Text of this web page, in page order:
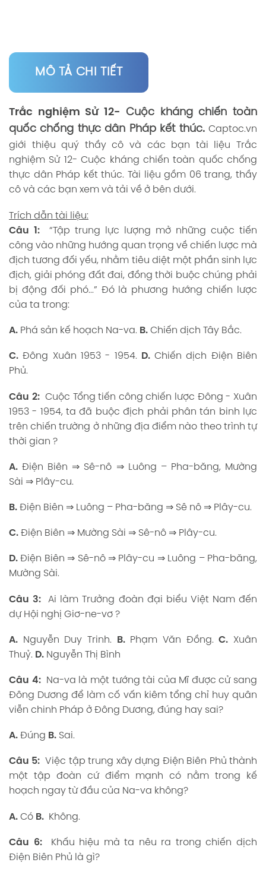
MÔ TẢ CHI TIẾT
Trắc nghiệm Sử 12- Cuộc kháng chiến toàn
quốc chống thực dân Pháp kết thúc. Captoc.vn
giới thiệu quý thầy cô và các bạn tài liệu Trắc
nghiệm Sử 12- Cuộc kháng chiến toàn quốc chống
thực dân Pháp kết thúc. Tài liệu gồm 06 trang, thầy
cô và các bạn xem và tải về ở bên dưới.
Trích dẫn tài liệu:
Câu 1: “Tập trung lực lượng mở những cuộc tiến
công vào những hướng quan trọng về chiến lược mà
địch tương đối yếu, nhằm tiêu diệt một phần sinh lực
địch, giải phóng đất đai, đồng thời buộc chúng phải
bị động đối phó...” Đó là phương hướng chiến lược
của ta trong:
A. Phá sản kế hoạch Na-va. B. Chiến dịch Tây Bắc.
C.Đông Xuân 1953 - 1954. D.Chiến dịch Điện Biên
Phủ.
Câu 2:Cuộc Tổng tiến công chiến lược Đông - Xuân
1953 - 1954, ta đã buộc địch phải phân tán binh lực
trên chiến trường ở những địa điểm nào theo trình tự
thời gian ?
A.Điện Biên ⇒ Sê-nô ⇒ Luông – Pha-băng, Mường
Sài ⇒ Plây-cu.
B. Điện Biên ⇒ Luông – Pha-băng ⇒ Sê nô ⇒ Plây-cu.
C. Điện Biên ⇒ Mường Sài ⇒ Sê-nô ⇒ Plây-cu.
D.Điện Biên ⇒ Sê-nô ⇒ Plây-cu ⇒ Luông – Pha-băng,
Mường Sài.
Câu 3: Ai làm Trưởng đoàn đại biểu Việt Nam đến
dự Hội nghị Giơ-ne-vơ ?
A. Nguyễn Duy Trinh. B. Phạm Văn Đồng.C. Xuân
Thuỷ. D. Nguyễn Thị Bình
Câu 4:Na-va là một tướng tài của Mĩ được cử sang
Đông Dương để làm cố vấn kiêm tổng chỉ huy quân
viễn chinh Pháp ở Đông Dương, đúng hay sai?
A. Đúng B. Sai.
Câu 5: Việc tập trung xây dựng Điện Biên Phủ thành
một tập đoàn cứ điểm mạnh có nằm trong kế
hoạch ngay từ đầu của Na-va không?
A. Có B. Không.
Câu 6:Khấu hiệu mà ta nêu ra trong chiến dịch
Điện Biên Phủ là gì?